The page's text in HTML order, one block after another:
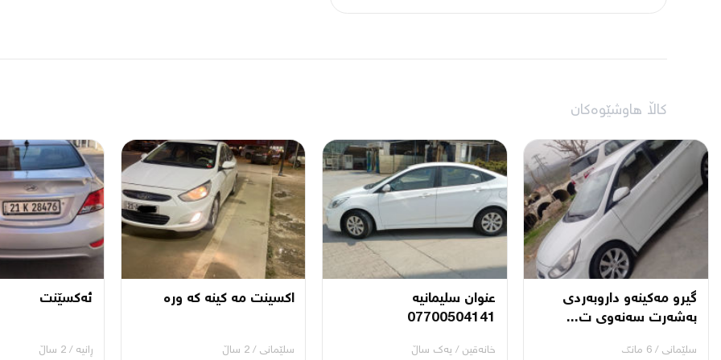
کاڵا هاوشێوەکان
گیرو مەکینەو داروبەردی
بەشەرت سەنەوی ت...
سلێمانی / 6 مانگ
عنوان سليمانيه
07700504141
خانه‌قین / یه‌ك ساڵ
اكسينت مه كينه كه وره
سلێمانی / 2 ساڵ
ئەکسێنت
ڕانیه‌ / 2 ساڵ